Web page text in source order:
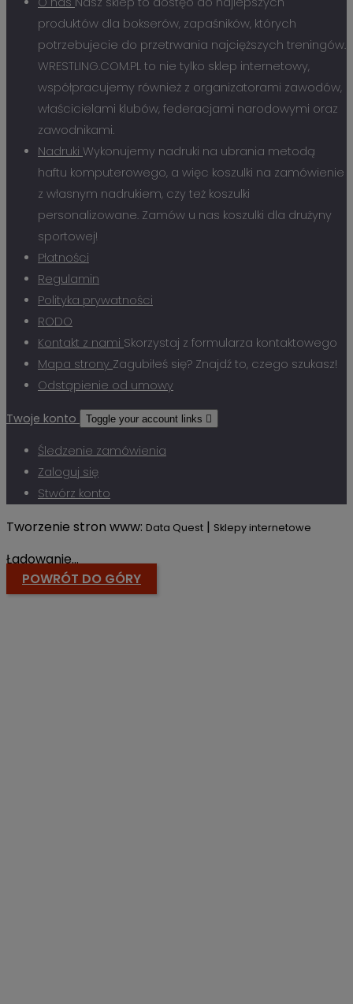
produktów dla bokserów, zapaśników, których
potrzebujecie do przetrwania najcięższych treningów.
WRESTLING.COM.PL to nie tylko sklep internetowy,
współpracujemy również z organizatorami zawodów,
właścicielami klubów, federacjami narodowymi oraz
zawodnikami.
Nadruki Wykonujemy nadruki na ubrania metodą
haftu komputerowego, a więc koszulki na zamówienie
z własnym nadrukiem, czy też koszulki
personalizowane. Zamów u nas koszulki dla drużyny
sportowej!
Płatności
Regulamin
Polityka prywatności
RODO
Kontakt z nami Skorzystaj z formularza kontaktowego
Mapa strony Zagubiłeś się? Znajdź to, czego szukasz!
Odstąpienie od umowy
Twoje konto Toggle your account links 
Śledzenie zamówienia
Zaloguj się
Stwórz konto
Tworzenie stron www: Data Quest | Sklepy internetowe
Ładowanie...
POWRÓT DO GÓRY